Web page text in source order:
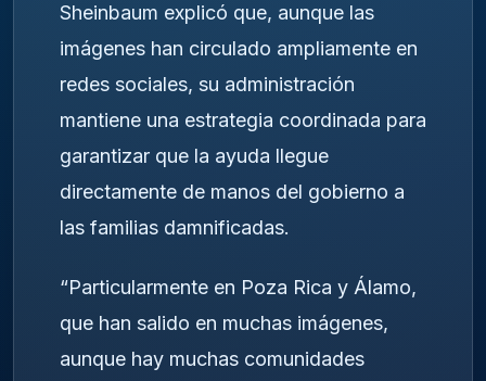
Sheinbaum explicó que, aunque las
imágenes han circulado ampliamente en
redes sociales, su administración
mantiene una estrategia coordinada para
garantizar que la ayuda llegue
directamente de manos del gobierno a
las familias damnificadas.
“Particularmente en Poza Rica y Álamo,
que han salido en muchas imágenes,
aunque hay muchas comunidades